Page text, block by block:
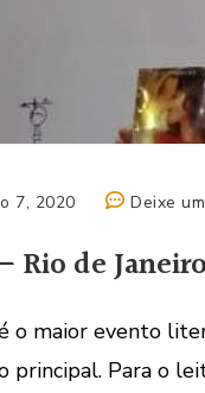
7, 2020 Deixe
Rio de Janeiro
o maior evento
principal. Para o